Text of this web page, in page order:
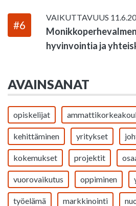
#6
VAIKUTTAVUUS
hyvinvointia ja
AVAINSANAT
opiskelijat
kehittäminen yritykset
kokemukset projektit
vuorovaikutus oppiminen
työelämä markkinointi